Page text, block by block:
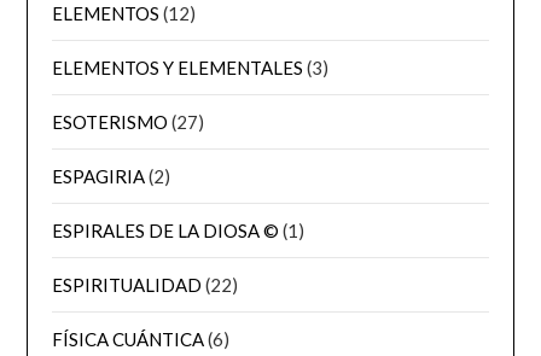
ELEMENTOS (12)
ELEMENTOS Y ELEMENTALES (3)
ESOTERISMO (27)
ESPAGIRIA(2)
ESPIRALES DE LA DIOSA © (1)
ESPIRITUALIDAD (22)
FÍSICA CUÁNTICA(6)